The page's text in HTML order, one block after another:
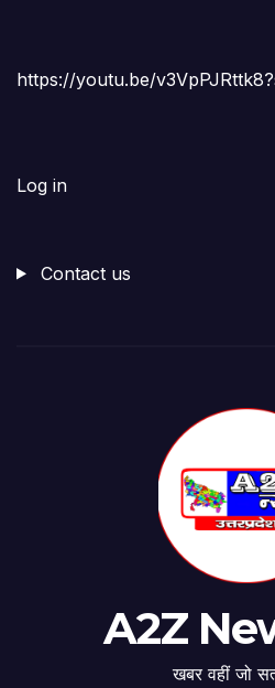
https://youtu.be/
Log in
Contact us
A2Z
खबर वहीं जो